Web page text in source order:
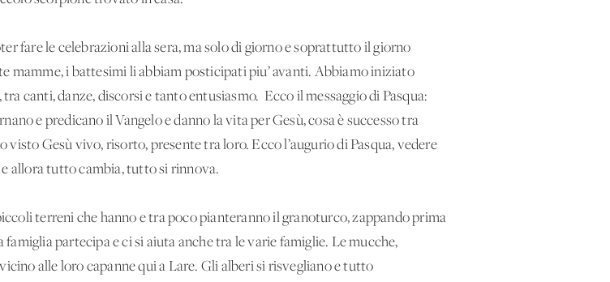
fare le celebrazioni alla sera, ma solo di giorno e soprattutto il giorno
mamme, i battesimi li abbiam posticipati piu’ avanti. Abbiamo iniziato
canti, danze, discorsi e tanto entusiasmo. Ecco il messaggio di Pasqua:
e predicano il Vangelo e danno la vita per Gesù, cosa è successo tra
Gesù vivo, risorto, presente tra loro. Ecco l’augurio di Pasqua, vedere
allora tutto cambia, tutto si rinnova.
terreni che hanno e tra poco pianteranno il granoturco, zappando prima
partecipa e ci si aiuta anche tra le varie famiglie. Le mucche,
alle loro capanne qui a Lare. Gli alberi si risvegliano e tutto